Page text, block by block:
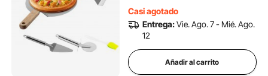
cámara para pizz
Casi agotado
Entrega:Vie. Ago. 7 - Mié. Ago.
12
Añadir al carrito